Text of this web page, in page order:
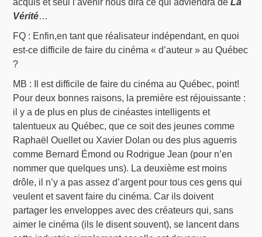
acquis et seul l’avenir nous dira ce qui adviendra deLa
Vérité…
FQ : Enfin,en tant que réalisateur indépendant, en quoi
est-ce difficile de faire du cinéma « d’auteur » au Québec
?
MB : Il est difficile de faire du cinéma au Québec, point!
Pour deux bonnes raisons, la première est réjouissante :
il y a de plus en plus de cinéastes intelligents et
talentueux au Québec, que ce soit des jeunes comme
Raphaël Ouellet ou Xavier Dolan ou des plus aguerris
comme Bernard Émond ou Rodrigue Jean (pour n’en
nommer que quelques uns). La deuxième est moins
drôle, il n’y a pas assez d’argent pour tous ces gens qui
veulent et savent faire du cinéma. Car ils doivent
partager les enveloppes avec des créateurs qui, sans
aimer le cinéma (ils le disent souvent), se lancent dans